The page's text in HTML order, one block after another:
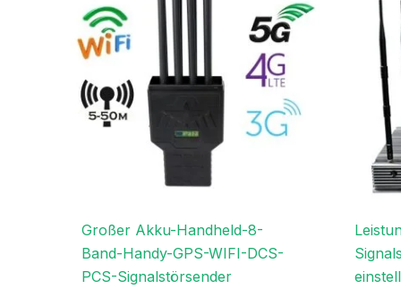
Großer Akku-Handheld-8-
Band-Handy-GPS-WIFI-DCS-
PCS-Signalstörsender